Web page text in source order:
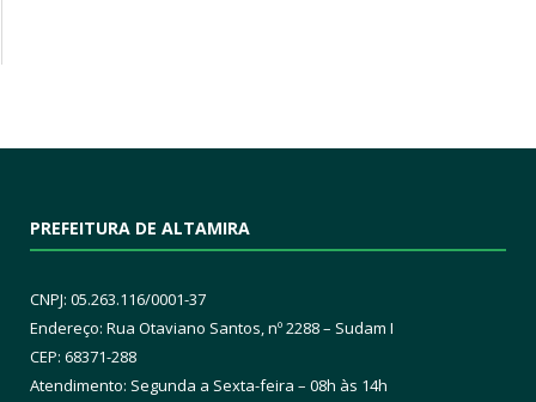
PREFEITURA DE ALTAMIRA
CNPJ: 05.263.116/0001-37
Endereço: Rua Otaviano Santos, nº 2288 – Sudam I
CEP: 68371-288
Atendimento: Segunda a Sexta-feira – 08h às 14h